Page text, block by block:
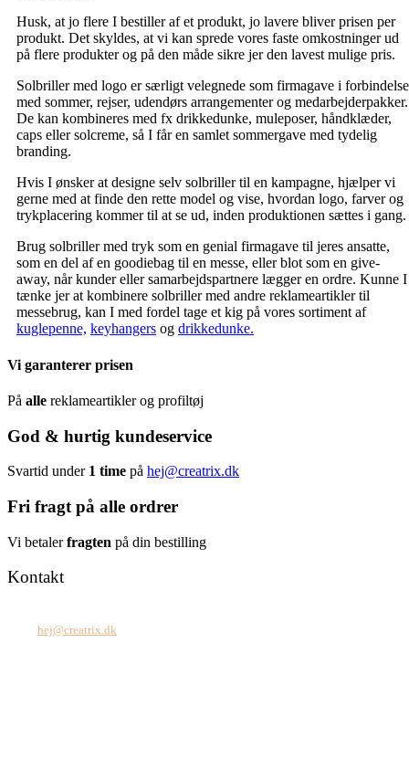
Husk, at jo flere I bestiller af et produkt, jo lavere bliver prisen per
produkt. Det skyldes, at vi kan sprede vores faste omkostninger ud
på flere produkter og på den måde sikre jer den lavest mulige pris.
Solbriller med logo er særligt velegnede som firmagave i forbindelse
med sommer, rejser, udendørs arrangementer og medarbejderpakker.
De kan kombineres med fx drikkedunke, muleposer, håndklæder,
caps eller solcreme, så I får en samlet sommergave med tydelig
branding.
Hvis I ønsker at designe selv solbriller til en kampagne, hjælper vi
gerne med at finde den rette model og vise, hvordan logo, farver og
trykplacering kommer til at se ud, inden produktionen sættes i gang.
Brug solbriller med tryk som en genial firmagave til jeres ansatte,
som en del af en goodiebag til en messe, eller blot som en give-
away, når kunder eller samarbejdspartnere lægger en ordre. Kunne I
tænke jer at kombinere solbriller med andre reklameartikler til
messebrug, kan I med fordel tage et kig på vores sortiment af
kuglepenne, keyhangers og drikkedunke.
Vi garanterer prisen
På alle reklameartikler og profiltøj
God & hurtig kundeservice
Svartid under 1 time på hej@creatrix.dk
Fri fragt på alle ordrer
Vi betalerfragten på din bestilling
Kontakt
hej@creatrix.dk